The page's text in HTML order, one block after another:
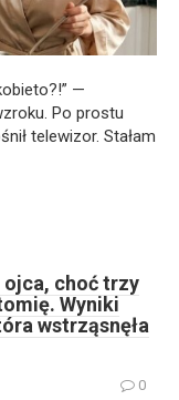
—
Po prostu
telewizor. Stałam
ojca, choć trzy
Wyniki
wstrząsnęła
0